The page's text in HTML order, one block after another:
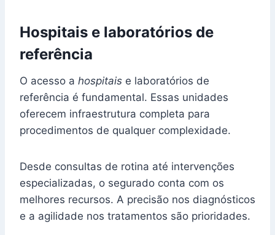
Hospitais e laboratórios de
referência
O acesso a hospitais e laboratórios de
referência é fundamental. Essas unidades
oferecem infraestrutura completa para
procedimentos de qualquer complexidade.
Desde consultas de rotina até intervenções
especializadas, o segurado conta com os
melhores recursos. A precisão nos diagnósticos
e a agilidade nos tratamentos são prioridades.